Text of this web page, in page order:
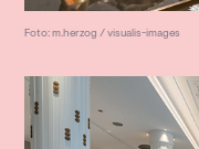
Foto: m.herzog / visualis-images